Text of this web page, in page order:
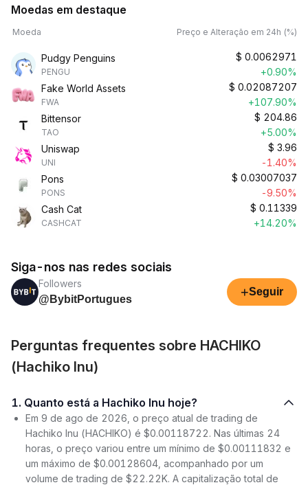
Moedas em destaque
Moeda Preço e Alteração em 24h (%)
Pudgy Penguins
PENGU
$ 0.0062971
+0.90%
Fake World Assets
FWA
$ 0.02087207
+107.90%
Bittensor
TAO
$ 204.86
+5.00%
Uniswap
UNI
$ 3.96
-1.40%
Pons
PONS
$ 0.03007037
-9.50%
Cash Cat
CASHCAT
$ 0.11339
+14.20%
Siga-nos nas redes sociais
Followers
@BybitPortugues
+Seguir
Perguntas frequentes sobre HACHIKO
(Hachiko Inu)
1. Quanto está a Hachiko Inu hoje?
Em 9 de ago de 2026, o preço atual de trading de
Hachiko Inu (HACHIKO) é $0.00118722. Nas últimas 24
horas, o preço variou entre um mínimo de $0.00111832 e
um máximo de $0.00128604, acompanhado por um
volume de trading de $22.22K. A capitalização total de